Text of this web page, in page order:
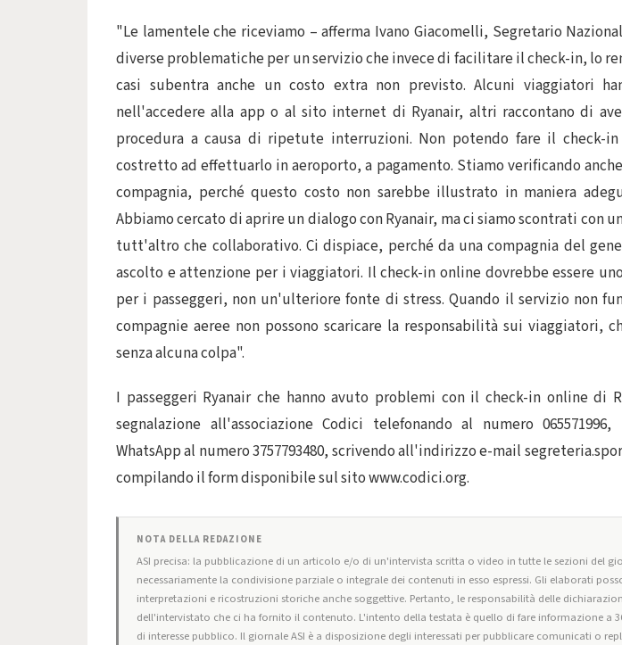
"Le lamentele che riceviamo – afferma Ivano Giacomelli, Segretario
diverse problematiche per un servizio che invece di facilitare il check-in, lo
casi subentra anche un costo extra non previsto. Alcuni viaggiatori
nell'accedere alla app o al sito internet di Ryanair, altri raccontano di
procedura a causa di ripetute interruzioni. Non potendo fare il check-
costretto ad effettuarlo in aeroporto, a pagamento. Stiamo verificando
compagnia, perché questo costo non sarebbe illustrato in maniera
Abbiamo cercato di aprire un dialogo con Ryanair, ma ci siamo scontrati con
tutt'altro che collaborativo. Ci dispiace, perché da una compagnia del
ascolto e attenzione per i viaggiatori. Il check-in online dovrebbe essere
per i passeggeri, non un'ulteriore fonte di stress. Quando il servizio non
compagnie aeree non possono scaricare la responsabilità sui viaggiatori,
senza alcuna colpa".
I passeggeri Ryanair che hanno avuto problemi con il check-in online di
segnalazione all'associazione Codici telefonando al numero
WhatsApp al numero 3757793480, scrivendo all'indirizzo e-mail
compilando il form disponibile sul sitowww.codici.org.
NOTA DELLA REDAZIONE
ASI precisa: la pubblicazione di un articolo e/o di un'intervista scritta o video in tutte le sezioni del
necessariamente la condivisione parziale o integrale dei contenuti in esso espressi. Gli elaborati
interpretazioni e ricostruzioni storiche anche soggettive. Pertanto, le responsabilità delle
dell'intervistato che ci ha fornito il contenuto. L'intento della testata è quello di fare informazione a
di interesse pubblico. Il giornale ASI è a disposizione degli interessati per pubblicare comunicati o